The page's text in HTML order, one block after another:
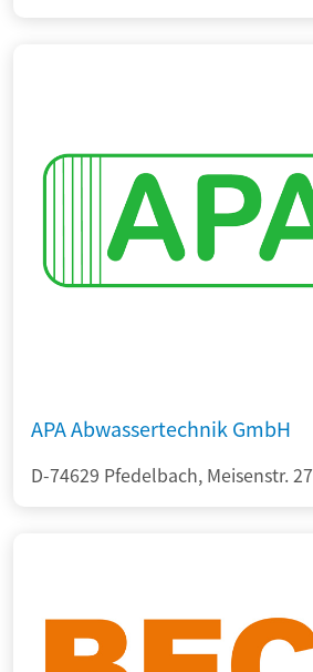
APA Abwassertechnik GmbH
D-74629 Pfedelbach, Meisenstr. 27